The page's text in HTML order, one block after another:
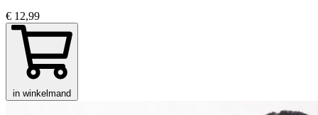
€ 12,99
in winkelmand